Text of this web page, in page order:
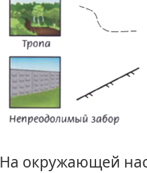
На окружающей